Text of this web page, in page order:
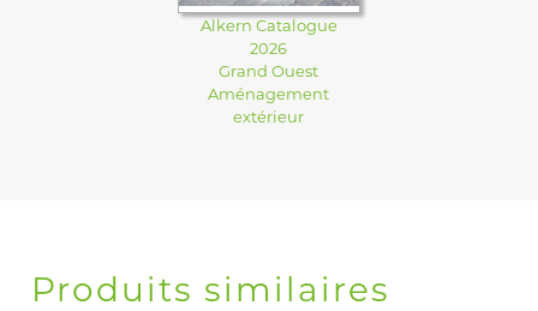
Alkern Catalogue
2026
Grand Ouest
Aménagement
extérieur
Produits similaires